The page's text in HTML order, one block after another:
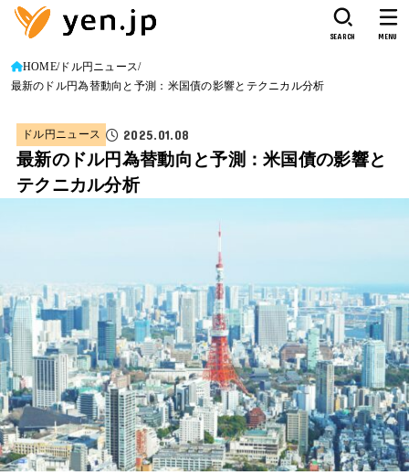
SEARCH MENU
HOME ドル円ニュース
最新のドル円為替動向と予測：米国債の影響とテクニカル分析
ドル円ニュース 2025.01.08
最新のドル円為替動向と予測：米国債の影響と
テクニカル分析